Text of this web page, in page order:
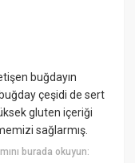
buğdayın
çeşidi de sert
gluten içeriği
sağlarmış.
burada okuyun: